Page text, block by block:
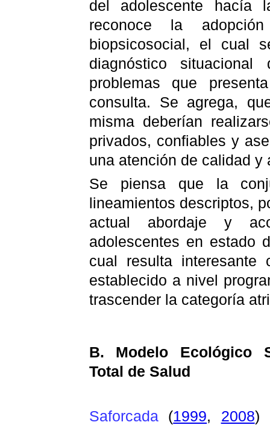
del adolescente hacía
reconoce la
biopsicosocial, el cual
diagnóstico
problemas que
consulta. Se agrega,
misma deberían
privados, confiables y
una atención de calidad y
Se piensa que la
lineamientos descriptos,
actual abordaje y
adolescentes en estado
cual resulta
establecido a nivel
trascender la categoría
B. Modelo Ecológico
Total de Salud
Saforcada(1999, 2008)